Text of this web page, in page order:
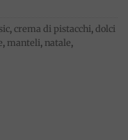
,crema di pistacchi,dolci
, manteli, natale,